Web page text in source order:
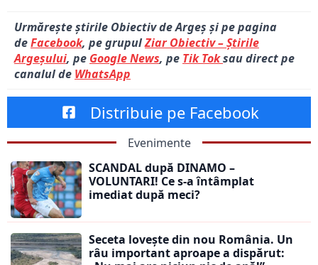
Urmărește știrile Obiectiv de Argeș și pe pagina
deFacebook, pe grupulZiar Obiectiv – Știrile
Argeșului, pe Google News, pe Tik Toksau direct pe
canalul de WhatsApp
Distribuie pe Facebook
Evenimente
SCANDAL după DINAMO –
VOLUNTARI! Ce s-a întâmplat
imediat după meci?
Seceta lovește din nou România. Un
râu important aproape a dispărut: